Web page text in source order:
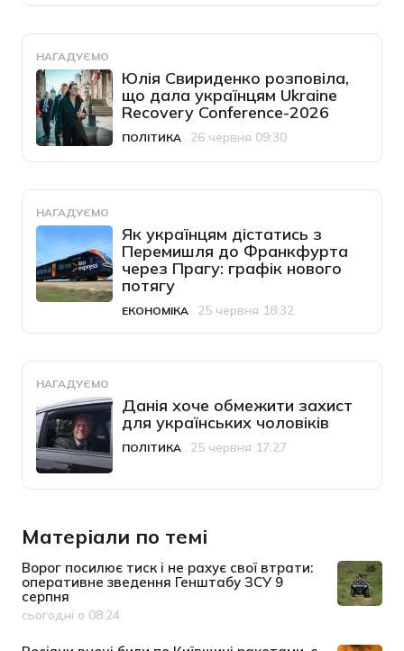
НАГАДУЄМО
Юлія Свириденко розповіла,
що дала українцям Ukraine
Recovery Conference-2026
Категорія
ПОЛІТИКА
Дата публікації
26 червня 09:30
НАГАДУЄМО
Як українцям дістатись з
Перемишля до Франкфурта
через Прагу: графік нового
потягу
Категорія
ЕКОНОМІКА
Дата публікації
25 червня 18:32
НАГАДУЄМО
Данія хоче обмежити захист
для українських чоловіків
Категорія
ПОЛІТИКА
Дата публікації
25 червня 17:27
Матеріали по темі
Ворог посилює тиск і не рахує свої втрати:
оперативне зведення Генштабу ЗСУ 9
серпня
Дата публікації
сьогодні о 08:24